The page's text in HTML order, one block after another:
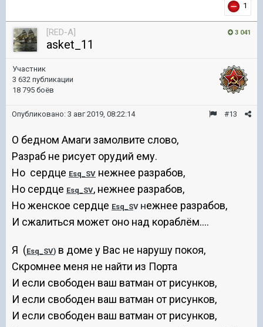
1
3 041
[RED-A]
asket_11
Участник
3 632 публикации
18 795 боёв
#13
Опубликовано: 3 авг 2019, 08:22:14
О бедном Амаги замолвите слово,
Разраб не рисует орудий ему.
Но сердце Esq_SV нежнее разрабов,
Но сердце Esq_SV, нежнее разрабов,
Но женское сердце Esq_SV Нежнее разрабов,
И сжалиться может оно над кораблём....
Я (Esq_SV) в доме у Вас не нарушу покоя,
Скромнее меня не найти из Порта
И если свободен ваш ватман от рисунков,
И если свободен ваш ватман от рисунков,
И если свободен ваш ватман от рисунков,